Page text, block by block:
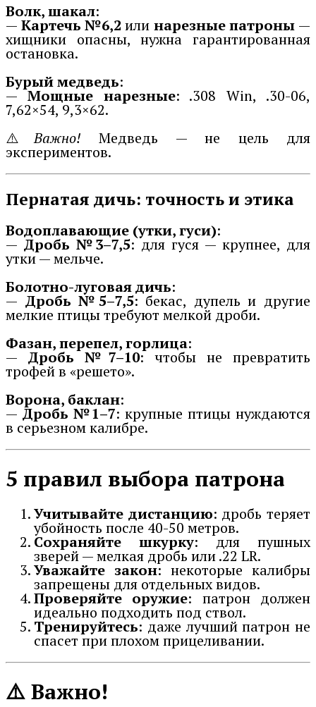
Волк, шакал:
— Картечь №6,2 или нарезные патроны —
хищники опасны, нужна гарантированная
остановка.
Бурый медведь:
—Мощные нарезные: .308 Win, .30-06,
7,62×54, 9,3×62.
⚠️Важно! Медведь — не цель для
экспериментов.
Пернатая дичь: точность и этика
Водоплавающие (утки, гуси):
— Дробь №3–7,5: для гуся — крупнее, для
утки — мельче.
Болотно-луговая дичь:
— Дробь №5–7,5: бекас, дупель и другие
мелкие птицы требуют мелкой дроби.
Фазан, перепел, горлица:
— Дробь №7–10: чтобы не превратить
трофей в «решето».
Ворона, баклан:
— Дробь №1–7: крупные птицы нуждаются
в серьезном калибре.
5 правил выбора патрона
Учитывайте дистанцию: дробь теряет
убойность после 40-50 метров.
Сохраняйте шкурку: для пушных
зверей — мелкая дробь или .22 LR.
Уважайте закон: некоторые калибры
запрещены для отдельных видов.
Проверяйте оружие: патрон должен
идеально подходить под ствол.
Тренируйтесь: даже лучший патрон не
спасет при плохом прицеливании.
⚠️ Важно!